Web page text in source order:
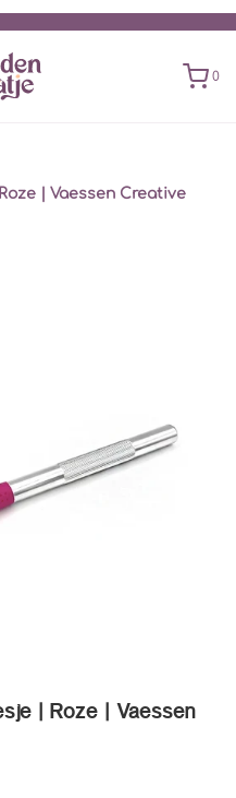
0
| Vaessen Creative
| Roze | Vaessen